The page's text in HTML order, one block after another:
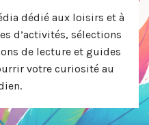
dédié aux loisirs et à
d’activités, sélections
de lecture et guides
votre curiosité au